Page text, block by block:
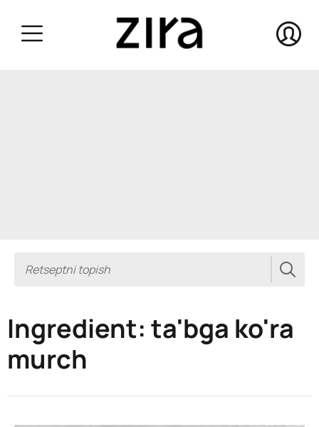
Ingredient: ta'bga ko'ra
murch